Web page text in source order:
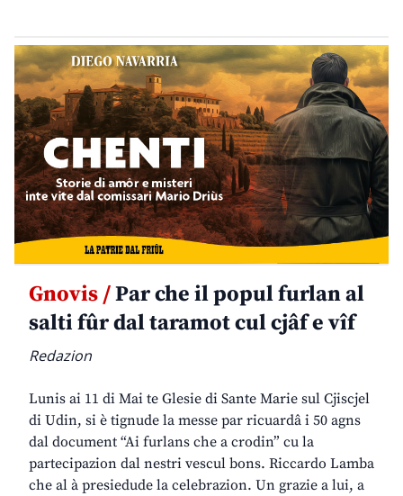
Gnovis /Par che il popul furlan al
salti fûr dal taramot cul cjâf e vîf
Redazion
Lunis ai 11 di Mai te Glesie di Sante Marie sul Cjiscjel
di Udin, si è tignude la messe par ricuardâ i 50 agns
dal document “Ai furlans che a crodin” cu la
partecipazion dal nestri vescul bons. Riccardo Lamba
che al à presiedude la celebrazion. Un grazie a lui, a